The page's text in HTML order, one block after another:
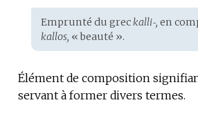
Étymologie
:
Emprunté du greckalli‑, en
kallos, « beauté ».
Élément de composition
servant à former divers termes.